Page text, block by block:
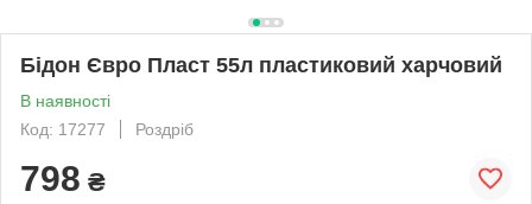
Бідон Євро Пласт 55л пластиковий харчовий
В наявності
Код: 17277
Роздріб
798 ₴